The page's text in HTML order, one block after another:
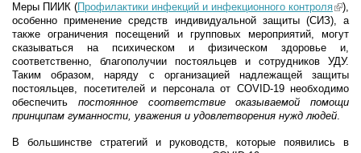
Меры ПИИК (Профилактики инфекций и инфекционного контроля
),
особенно применение средств индивидуальной защиты (СИЗ), а
также ограничения посещений и групповых мероприятий, могут
сказываться на психическом и физическом здоровье и,
соответственно, благополучии постояльцев и сотрудников УДУ.
Таким образом, наряду с организацией надлежащей защиты
постояльцев, посетителей и персонала от COVID-19 необходимо
обеспечить постоянное соответствие оказываемой помощи
принципам гуманности, уважения и удовлетворения нужд людей.
В большинстве стратегий и руководств, которые появились в